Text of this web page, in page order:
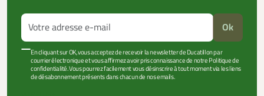
Ok
En cliquant sur OK, vous acceptez de recevoir la newsletter de Ducatillon par
courrier électronique et vous affirmez avoir pris connaissance de notre Politique de
confidentialité. Vous pourrez facilement vous désinscrire à tout moment via les liens
de désabonnement présents dans chacun de nos emails.